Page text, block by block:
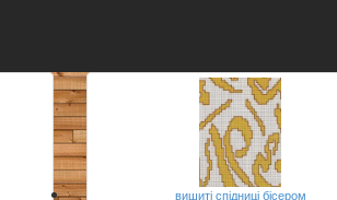
вишиті спідниці бісером